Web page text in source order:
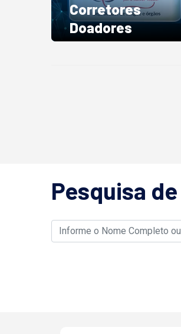
Corretores
Doadores
Pesquisa